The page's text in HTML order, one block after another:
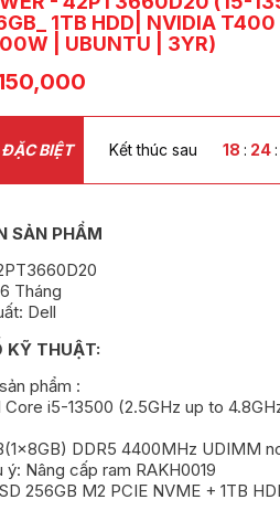
1TB HDD| NVIDIA T400
| UBUNTU | 3YR)
BIỆT Kết thúc sau 18 : 24 :
SẢN PHẨM
Tháng
Dell
KỸ THUẬT:
phẩm :
Core i5-13500 (2.5GHz up to
DDR5 4400MHz UDIMM
Nâng cấp ram RAKH0019
256GB M2 PCIE NVME + 1TB